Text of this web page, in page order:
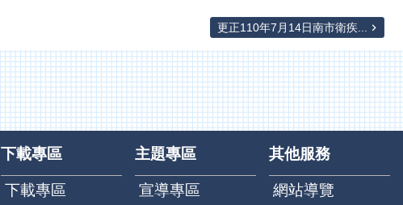
更正110年7月14日南市衛疾...
下載專區
下載專區
主題專區
宣導專區
其他服務
網站導覽